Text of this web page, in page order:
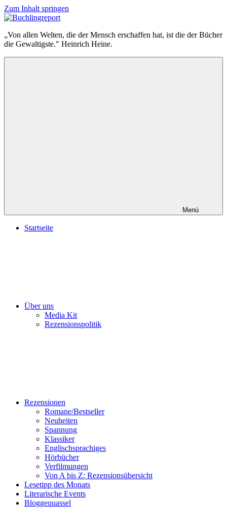
Zum Inhalt springen
Buchlingreport
„Von allen Welten, die der Mensch erschaffen hat, ist die der Bücher
die Gewaltigste." Heinrich Heine.
Menü
Startseite
Über uns
Media Kit
Rezensionspolitik
Rezensionen
Romane/Bestseller
Neuheiten
Spannung
Klassiker
Englischsprachiges
Hörbücher
Verfilmungen
Von A bis Z: Rezensionsübersicht
Lesetipp des Monats
Literarische Events
Bloggequassel